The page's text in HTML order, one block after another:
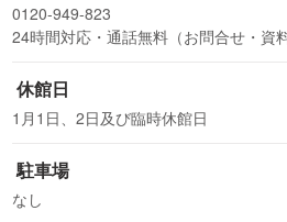
0120-949-823
24時間対応・通話無料（お問合せ・資
休館日
1月1日、2日及び臨時休館日
駐車場
なし